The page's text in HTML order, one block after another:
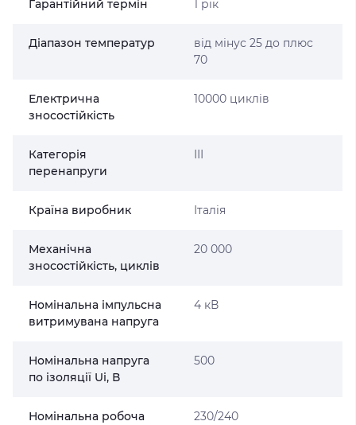
Гарантійний термін 1 рік
Діапазон температур
від мінус 25 до плюс
70
Електрична
зносостійкість
10000 циклів
Категорія
перенапруги
ІІІ
Країна виробник Італія
Механічна
зносостійкість, циклів
20 000
Номінальна імпульсна
витримувана напруга
4 кВ
Номінальна напруга
по ізоляції Uі, В
500
Номінальна робоча
230/240